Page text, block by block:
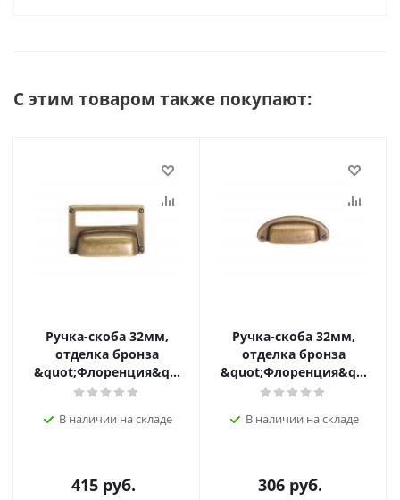
С этим товаром также покупают:
Ручка-скоба 32мм,
отделка бронза
&quot;Флоренция&quot;
В наличии на складе
415 руб.
Ручка-скоба 32мм,
отделка бронза
&quot;Флоренция&quot;
В наличии на складе
306 руб.